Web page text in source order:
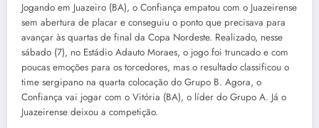
Jogando em Juazeiro (BA), o Confiança empatou com o Juazeirense
sem abertura de placar e conseguiu o ponto que precisava para
avançar às quartas de final da Copa Nordeste. Realizado, nesse
sábado (7), no Estádio Adauto Moraes, o jogo foi truncado e com
poucas emoções para os torcedores, mas o resultado classificou o
time sergipano na quarta colocação do Grupo B. Agora, o
Confiança vai jogar com o Vitória (BA), o líder do Grupo A. Já o
Juazeirense deixou a competição.